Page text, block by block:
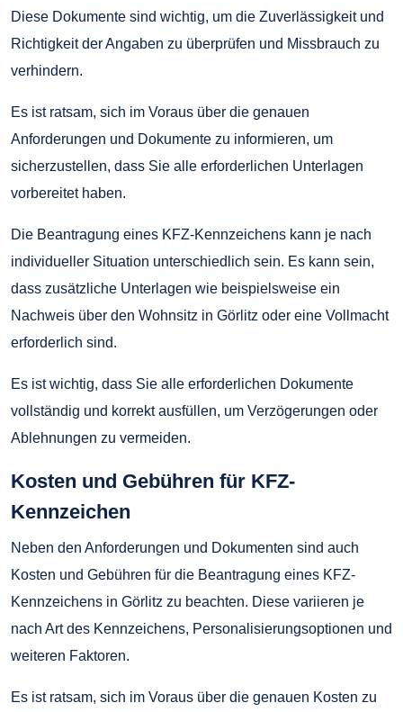
Diese Dokumente sind wichtig, um die Zuverlässigkeit und
Richtigkeit der Angaben zu überprüfen und Missbrauch zu
verhindern.
Es ist ratsam, sich im Voraus über die genauen
Anforderungen und Dokumente zu informieren, um
sicherzustellen, dass Sie alle erforderlichen Unterlagen
vorbereitet haben.
Die Beantragung eines KFZ-Kennzeichens kann je nach
individueller Situation unterschiedlich sein. Es kann sein,
dass zusätzliche Unterlagen wie beispielsweise ein
Nachweis über den Wohnsitz in Görlitz oder eine Vollmacht
erforderlich sind.
Es ist wichtig, dass Sie alle erforderlichen Dokumente
vollständig und korrekt ausfüllen, um Verzögerungen oder
Ablehnungen zu vermeiden.
Kosten und Gebühren für KFZ-
Kennzeichen
Neben den Anforderungen und Dokumenten sind auch
Kosten und Gebühren für die Beantragung eines KFZ-
Kennzeichens in Görlitz zu beachten. Diese variieren je
nach Art des Kennzeichens, Personalisierungsoptionen und
weiteren Faktoren.
Es ist ratsam, sich im Voraus über die genauen Kosten zu